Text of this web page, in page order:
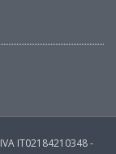
IT02184210348 -